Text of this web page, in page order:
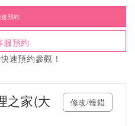
預約
服預約
速預約參觀！
之家(大
修改/報錯